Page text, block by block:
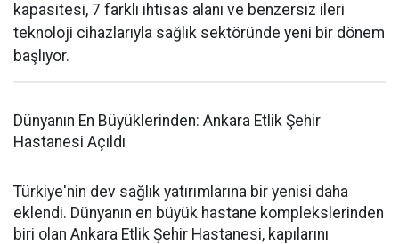
kapasitesi, 7 farklı ihtisas alanı ve benzersiz ileri
teknoloji cihazlarıyla sağlık sektöründe yeni bir dönem
başlıyor.
Dünyanın En Büyüklerinden: Ankara Etlik Şehir
Hastanesi Açıldı
Türkiye'nin dev sağlık yatırımlarına bir yenisi daha
eklendi. Dünyanın en büyük hastane komplekslerinden
biri olan Ankara Etlik Şehir Hastanesi, kapılarını